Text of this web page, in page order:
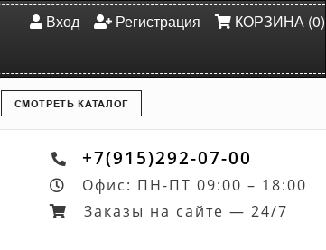
Вход Регистрация КОРЗИНА (0)
СМОТРЕТЬ КАТАЛОГ
+7(915)292-07-00
Офис: ПН-ПТ 09:00 – 18:00
Заказы на сайте — 24/7